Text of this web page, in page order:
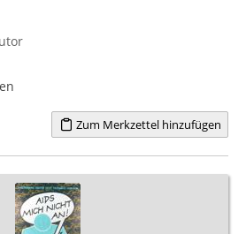
Zum Merkzettel hinzufügen